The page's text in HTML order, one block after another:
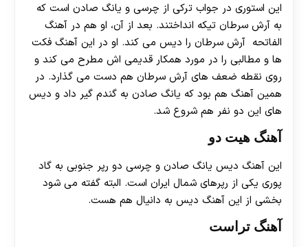
این استوری در جواب ترکی از چرسی و یانگ صادن است که
به آرش سرطان تیکه انداختند. بعد از آن، او هم در آهنگ
الفاتحه آرش سرطان را دیس می کند. او در این آهنگ فکت
ها و مطالبی را در مورد همکار قدیمی اش مطرح می کند و
روی نقطه ضعف های آرش سرطان هم دست می گذارد. در
همین آهنگ هم بود که یانگ صادن به گندم گیر داد و دیس
های این دو نفر هم شروع شد.
آهنگ هیت دو
این آهنگ دیس یانگ صادن و چرسی دو رپر جنوبی به گاد
پوری یکی از رپرهای شمال ایران است. البته گفته می شود
بخشی از این آهنگ دیس به دانیال هم هست.
آهنگ تراست